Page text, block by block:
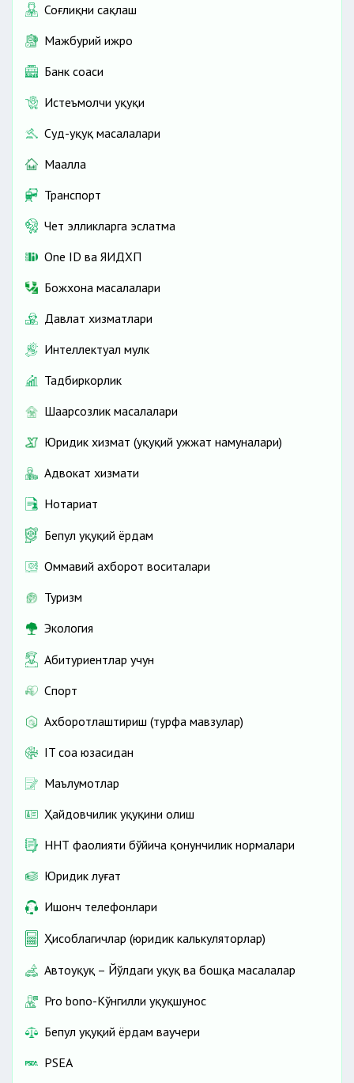
Соғлиқни сақлаш
Мажбурий ижро
Банк соҳаси
Истеъмолчи ҳуқуқи
Суд-ҳуқуқ масалалари
Маҳалла
Транспорт
Чет элликларга эслатма
One ID ва ЯИДХП
Божхона масалалари
Давлат хизматлари
Интеллектуал мулк
Тадбиркорлик
Шаҳарсозлик масалалари
Юридик хизмат (ҳуқуқий ҳужжат намуналари)
Адвокат хизмати
Нотариат
Бепул ҳуқуқий ёрдам
Оммавий ахборот воситалари
Туризм
Экология
Абитуриентлар учун
Спорт
Ахборотлаштириш (турфа мавзулар)
IT соҳа юзасидан
Маълумотлар
Ҳайдовчилик ҳуқуқини олиш
ННТ фаолияти бўйича қонунчилик нормалари
Юридик луғат
Ишонч телефонлари
Ҳисоблагичлар (юридик калькуляторлар)
Автоҳуқуқ – Йўлдаги ҳуқуқ ва бошқа масалалар
Pro bono-Кўнгилли ҳуқуқшунос
Бепул ҳуқуқий ёрдам ваучери
PSEA